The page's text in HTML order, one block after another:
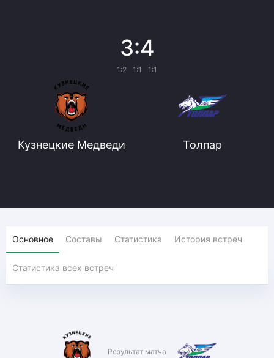
Кузнецкие Медведи
3:4
1:2 1:1 1:1
Толпар
Основное Составы Статистика История встреч
Статистика всех встреч
Результат матча